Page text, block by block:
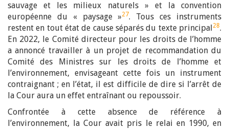
sauvage et les milieux naturels » et la convention
européenne du « paysage »27. Tous ces instruments
restent en tout état de cause séparés du texte principal 28.
En 2022, le Comité directeur pour les droits de l’homme
a annoncé travailler à un projet de recommandation du
Comité des Ministres sur les droits de l’homme et
l’environnement, envisageant cette fois un instrument
contraignant ; en l’état, il est difficile de dire si l’arrêt de
la Cour aura un effet entraînant ou repoussoir.
Confrontée à cette absence de référence à
l’environnement, la Cour avait pris le relai en 1990, en